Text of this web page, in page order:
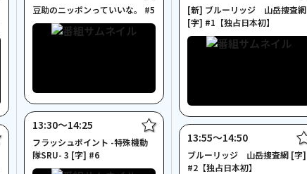
豆助のニッポンっていいな。 #5
13:30〜14:25
フラッシュポイント -特殊機動
隊SRU- 3 [字] #6
[新] ブルーリッジ 山岳捜査網
[字] #1【独占日本初】
13:55〜14:50
ブルーリッジ 山岳捜査網 [字]
#2【独占日本初】